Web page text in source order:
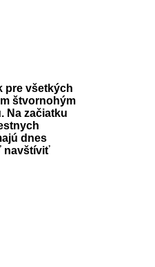
pre všetkých
štvornohým
Na začiatku
dnes
navštíviť